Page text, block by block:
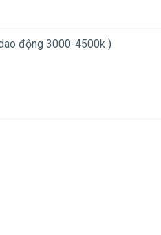
động 3000-4500k )